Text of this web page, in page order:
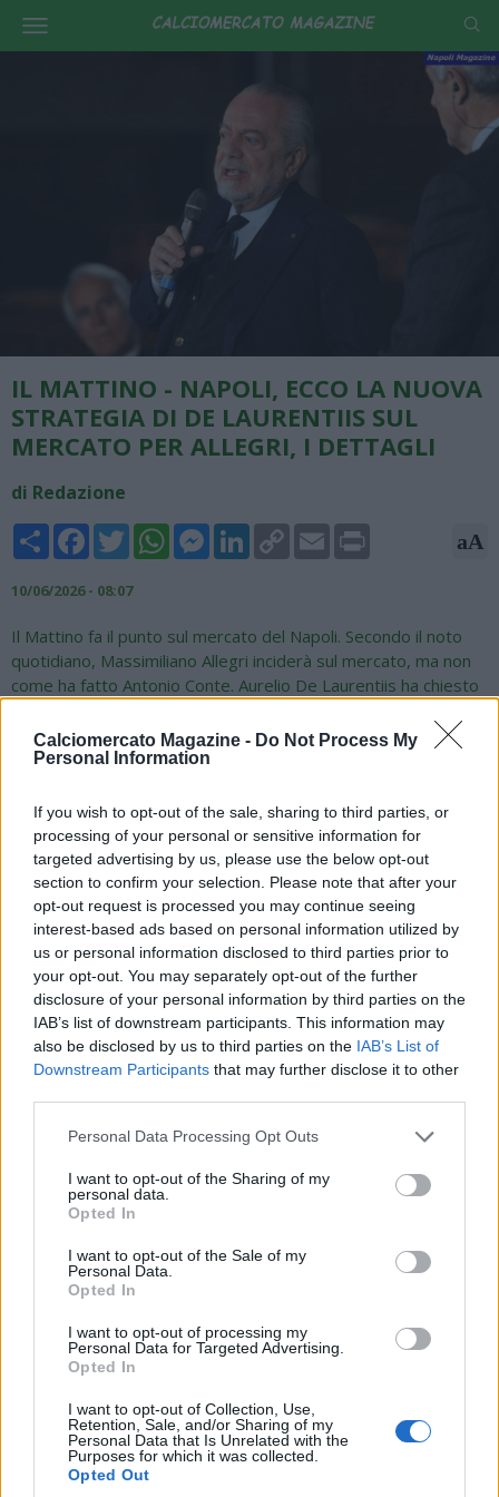
Calciomercato Magazine - Do Not Process My
Personal Information
If you wish to opt-out of the sale, sharing to third parties, or
processing of your personal or sensitive information for
targeted advertising by us, please use the below opt-out
section to confirm your selection. Please note that after your
opt-out request is processed you may continue seeing
interest-based ads based on personal information utilized by
us or personal information disclosed to third parties prior to
your opt-out. You may separately opt-out of the further
disclosure of your personal information by third parties on the
IAB’s list of downstream participants. This information may
also be disclosed by us to third parties on the IAB’s List of
Downstream Participants that may further disclose it to other
Personal Data Processing Opt Outs
I want to opt-out of the Sharing of my
personal data.
Opted In
I want to opt-out of the Sale of my
Personal Data.
Opted In
I want to opt-out of processing my
Personal Data for Targeted Advertising.
Opted In
I want to opt-out of Collection, Use,
Retention, Sale, and/or Sharing of my
Personal Data that Is Unrelated with the
Purposes for which it was collected.
Opted Out
IL MATTINO - NAPOLI, ECCO LA NUOVA
STRATEGIA DI DE LAURENTIIS SUL
MERCATO PER ALLEGRI, I DETTAGLI
di Redazione
Share FacebookTwitterWhatsAppMessengerLinkedInCopy
Link
Email aA
10/06/2026 - 08:07
Il Mattino fa il punto sul mercato del Napoli. Secondo il noto
quotidiano, Massimiliano Allegri inciderà sul mercato, ma non
come ha fatto Antonio Conte. Aurelio De Laurentiis ha chiesto
l'organico e prima di spendere i soldi. L'obiettivo è non
ripetere l'errore dello scorso anno (se così si può definire) di
acquisti, dunque, si sbloccheranno solo dal mese di agosto in
poi per una precisa scelta di tipo aziendale. Per le cessioni,
non si rispetterà questa tempistica, ma si proverà a snellire la
rosa praticamente da subito individuando quei calciatori che
non rientreranno nel progetto tecnico di Allegri il quale dovrà
obbligatoriamente però valutare tutti nei due ritiri di Dimaro e
Castel di Sangro come chiesto dal presidente De Laurentiis.
VAI ALLA VERSIONE CLASSICA
Il materiale (testo, foto e video) consultabile in questo portale è di nostra proprietà.
Alcune foto (screenshot) ed articoli presenti su "Calciomercato Magazine" sono in parte